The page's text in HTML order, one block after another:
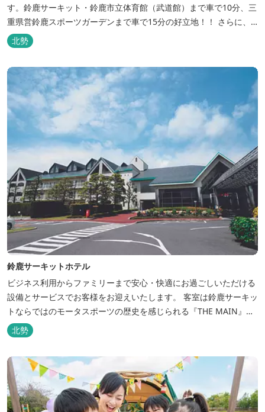
す。鈴鹿サーキット・鈴鹿市立体育館（武道館）まで車で10分、三
重県営鈴鹿スポーツガーデンまで車で15分の好立地！！ さらに、
全檜造り貸切風呂や各種サービスでお待ち致しております。
北勢
鈴鹿サーキットホテル
ビジネス利用からファミリーまで安心・快適にお過ごしいただける
設備とサービスでお客様をお迎えいたします。 客室は鈴鹿サーキッ
トならではのモータスポーツの歴史を感じられる『THE MAIN』を
はじめ、ファミリーにおすすめのキッズ・ベビーにやさしいこだわ
りの詰まった「サーキット キッズルーム」「コチラファミリールー
ム」など様々なコンセプトルームをご用意しています。 また、お子
さま連れでも安心し...
北勢